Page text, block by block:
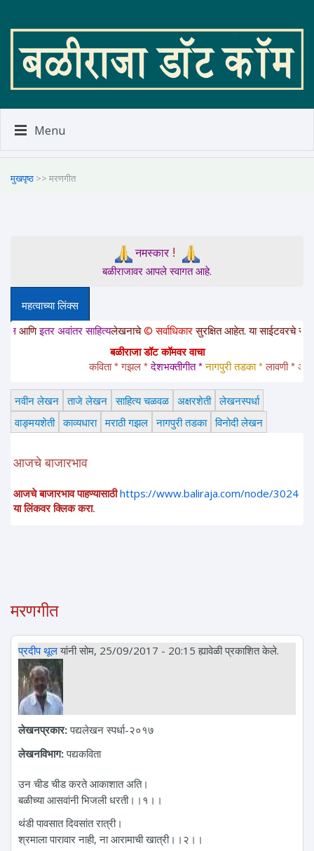
Menu
मुखपृष्ठ >> मरणगीत
नमस्कार!
बळीराजावर आपले स्वागत आहे.
महत्वाच्या लिंक्स
इतर अवांतर साहित्यलेखनाचे© सर्वाधिकारसुरक्षित आहेत. या साईटवरचे साहित्य
बळीराजा डॉट कॉमवर वाचा
कविता * गझल * देशभक्तीगीत * नागपुरी तडका * लावणी *
नवीन लेखन ताजे लेखन साहित्य चळवळ अक्षरशेती लेखनस्पर्धा
वाङ्मयशेती काव्यधारा मराठी गझल नागपुरी तडका विनोदी लेखन
आजचे बाजारभाव
आजचे बाजारभाव पाहण्यासाठी https://www.baliraja.com/node/3024
या लिंकवर क्लिक करा.
मरणगीत
प्रदीप थूलयांनी सोम, 25/09/2017 - 20:15 ह्यावेळी प्रकाशित केले.
लेखनप्रकार:पद्यलेखन स्पर्धा-२०१७
लेखनविभाग:पद्यकविता
उन चीड चीड करते आकाशात अति।
बळीच्या आसवांनी भिजली धरती।।१।।
थंडी पावसात दिवसांत रात्री।
श्रमाला पारावार नाही, ना आरामाची खात्री।।२।।